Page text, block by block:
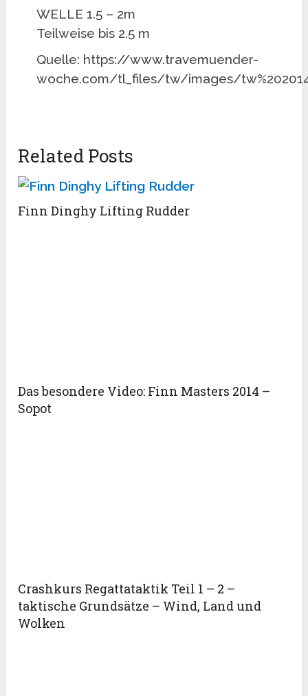
WELLE 1.5 – 2m
Teilweise bis 2.5 m
Quelle: https://www.travemuender-
woche.com/tl_files/tw/images/
Related Posts
Finn Dinghy Lifting Rudder
Das besondere Video: Finn Masters 2014 –
Sopot
Crashkurs Regattataktik Teil 1 – 2 –
taktische Grundsätze – Wind, Land und
Wolken